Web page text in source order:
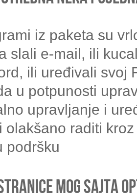
iz paketa su
slali e-mail, ili
ili uređivali svoj
u potpunosti
upravljanje i
olakšano raditi
podršku
mog sajta